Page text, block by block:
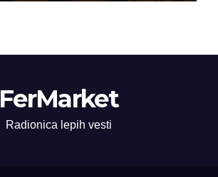
FerMarket
Radionica lepih vesti